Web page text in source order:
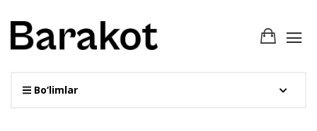
Bo‘limlar